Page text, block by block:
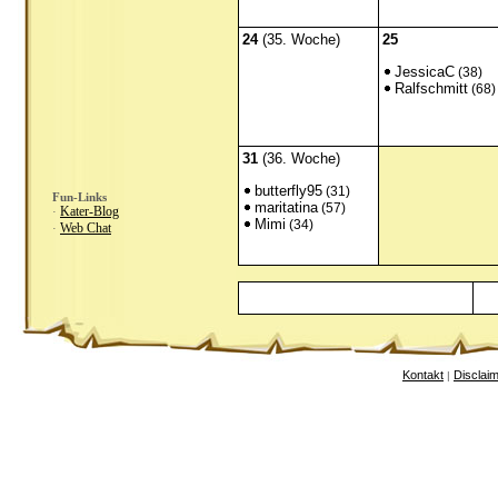
Fun-Links
· Kater-Blog
· Web Chat
24(35. Woche)
25
JessicaC (38)
Ralfschmitt (68)
31 (36. Woche)
butterfly95 (31)
maritatina(57)
Mimi (34)
Kontakt |